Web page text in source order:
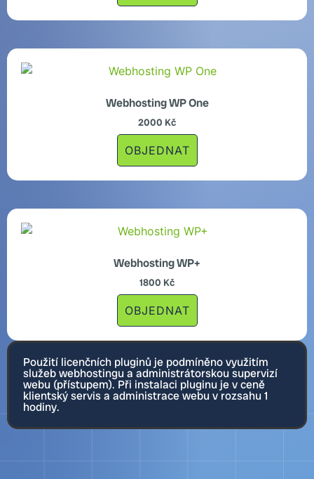
Webhosting WP One
2000 Kč
OBJEDNAT
Webhosting WP+
1800 Kč
OBJEDNAT
Použití licenčních pluginů je podmíněno využitím
služeb webhostingu a administrátorskou supervizí
webu (přístupem). Při instalaci pluginu je v ceně
klientský servis a administrace webu v rozsahu 1
hodiny.